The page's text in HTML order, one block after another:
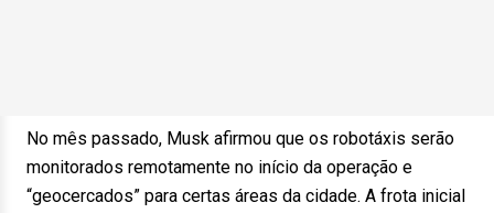
No mês passado, Musk afirmou que os robotáxis serão
monitorados remotamente no início da operação e
“geocercados” para certas áreas da cidade. A frota inicial